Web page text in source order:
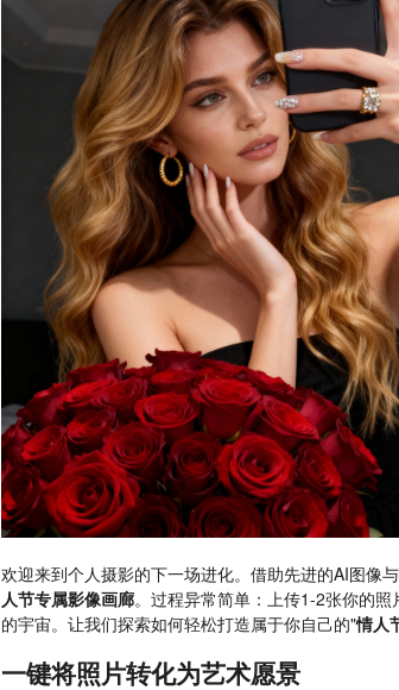
欢迎来到个人摄影的下一场进化。借助先进的AI图像
人节专属影像画廊。过程异常简单：上传1-2张你的
的宇宙。让我们探索如何轻松打造属于你自己的"情人
一键将照片转化为艺术愿景